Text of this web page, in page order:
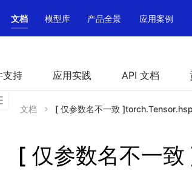
文档 模型库 产品全景 应用案例
支持 应用实践 API 文档
文档 [ 仅参数名不一致
[ 仅参数名不一